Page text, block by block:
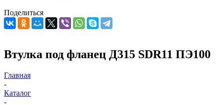
Поделиться
Втулка под фланец Д315 SDR11 ПЭ100
Главная
-
Каталог
-